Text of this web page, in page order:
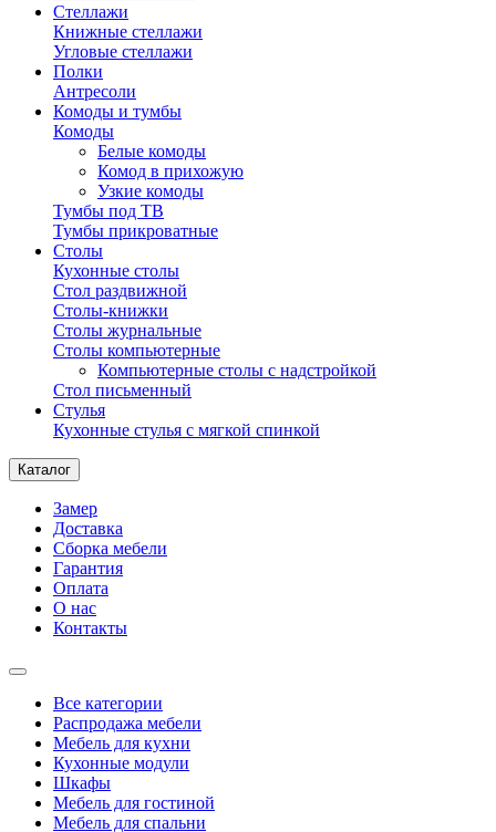
Стеллажи
Книжные стеллажи
Угловые стеллажи
Полки
Антресоли
Комоды и тумбы
Комоды
Белые комоды
Комод в прихожую
Узкие комоды
Тумбы под ТВ
Тумбы прикроватные
Столы
Кухонные столы
Стол раздвижной
Столы-книжки
Столы журнальные
Столы компьютерные
Компьютерные столы с надстройкой
Стол письменный
Стулья
Кухонные стулья с мягкой спинкой
Каталог
Замер
Доставка
Сборка мебели
Гарантия
Оплата
О нас
Контакты
Все категории
Распродажа мебели
Мебель для кухни
Кухонные модули
Шкафы
Мебель для гостиной
Мебель для спальни